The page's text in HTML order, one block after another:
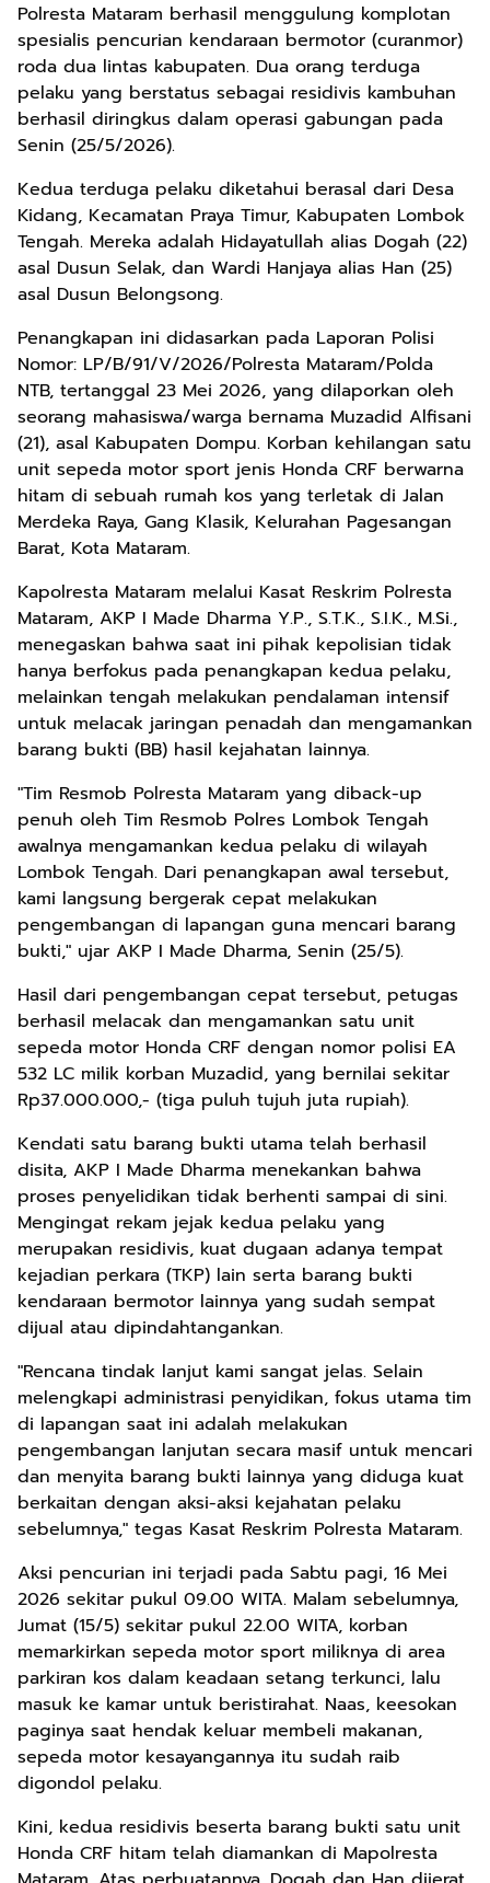
Polresta Mataram berhasil menggulung komplotan
spesialis pencurian kendaraan bermotor (curanmor)
roda dua lintas kabupaten. Dua orang terduga
pelaku yang berstatus sebagai residivis kambuhan
berhasil diringkus dalam operasi gabungan pada
Senin (25/5/2026).
Kedua terduga pelaku diketahui berasal dari Desa
Kidang, Kecamatan Praya Timur, Kabupaten Lombok
Tengah. Mereka adalah Hidayatullah alias Dogah (22)
asal Dusun Selak, dan Wardi Hanjaya alias Han (25)
asal Dusun Belongsong.
Penangkapan ini didasarkan pada Laporan Polisi
Nomor: LP/B/91/V/2026/Polresta Mataram/Polda
NTB, tertanggal 23 Mei 2026, yang dilaporkan oleh
seorang mahasiswa/warga bernama Muzadid Alfisani
(21), asal Kabupaten Dompu. Korban kehilangan satu
unit sepeda motor sport jenis Honda CRF berwarna
hitam di sebuah rumah kos yang terletak di Jalan
Merdeka Raya, Gang Klasik, Kelurahan Pagesangan
Barat, Kota Mataram.
Kapolresta Mataram melalui Kasat Reskrim Polresta
Mataram, AKP I Made Dharma Y.P., S.T.K., S.I.K., M.Si.,
menegaskan bahwa saat ini pihak kepolisian tidak
hanya berfokus pada penangkapan kedua pelaku,
melainkan tengah melakukan pendalaman intensif
untuk melacak jaringan penadah dan mengamankan
barang bukti (BB) hasil kejahatan lainnya.
"Tim Resmob Polresta Mataram yang diback-up
penuh oleh Tim Resmob Polres Lombok Tengah
awalnya mengamankan kedua pelaku di wilayah
Lombok Tengah. Dari penangkapan awal tersebut,
kami langsung bergerak cepat melakukan
pengembangan di lapangan guna mencari barang
bukti," ujar AKP I Made Dharma, Senin (25/5).
Hasil dari pengembangan cepat tersebut, petugas
berhasil melacak dan mengamankan satu unit
sepeda motor Honda CRF dengan nomor polisi EA
532 LC milik korban Muzadid, yang bernilai sekitar
Rp37.000.000,- (tiga puluh tujuh juta rupiah).
Kendati satu barang bukti utama telah berhasil
disita, AKP I Made Dharma menekankan bahwa
proses penyelidikan tidak berhenti sampai di sini.
Mengingat rekam jejak kedua pelaku yang
merupakan residivis, kuat dugaan adanya tempat
kejadian perkara (TKP) lain serta barang bukti
kendaraan bermotor lainnya yang sudah sempat
dijual atau dipindahtangankan.
"Rencana tindak lanjut kami sangat jelas. Selain
melengkapi administrasi penyidikan, fokus utama tim
di lapangan saat ini adalah melakukan
pengembangan lanjutan secara masif untuk mencari
dan menyita barang bukti lainnya yang diduga kuat
berkaitan dengan aksi-aksi kejahatan pelaku
sebelumnya," tegas Kasat Reskrim Polresta Mataram.
Aksi pencurian ini terjadi pada Sabtu pagi, 16 Mei
2026 sekitar pukul 09.00 WITA. Malam sebelumnya,
Jumat (15/5) sekitar pukul 22.00 WITA, korban
memarkirkan sepeda motor sport miliknya di area
parkiran kos dalam keadaan setang terkunci, lalu
masuk ke kamar untuk beristirahat. Naas, keesokan
paginya saat hendak keluar membeli makanan,
sepeda motor kesayangannya itu sudah raib
digondol pelaku.
Kini, kedua residivis beserta barang bukti satu unit
Honda CRF hitam telah diamankan di Mapolresta